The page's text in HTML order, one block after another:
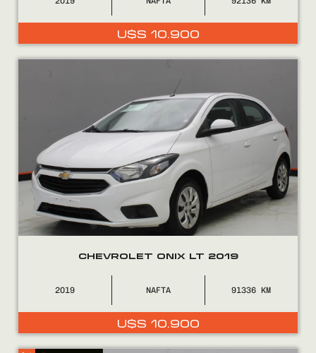
U$S 10.900
CHEVROLET ONIX LT 2019
2019 NAFTA 91336
U$S 10.900